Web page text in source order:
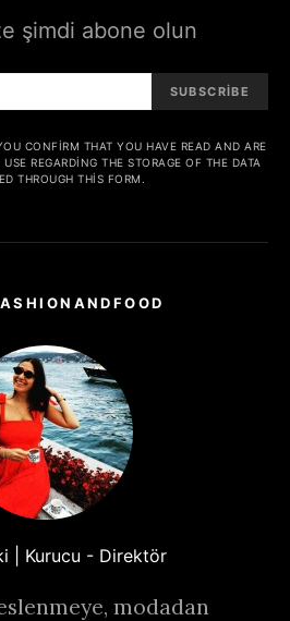
şimdi abone olun
SUBSCRIBE
CONFIRM THAT YOU HAVE READ AND ARE
REGARDING THE STORAGE OF THE DATA
THROUGH THIS FORM.
| Kurucu - Direktör
modadan